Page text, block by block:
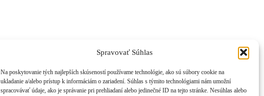
Spravovať Súhlas
Na poskytovanie tých najlepších skúseností používame technológie, ako sú súbory cookie na
ukladanie a/alebo prístup k informáciám o zariadení. Súhlas s týmito technológiami nám umožní
spracovávať údaje, ako je správanie pri prehliadaní alebo jedinečné ID na tejto stránke. Nesúhlas alebo